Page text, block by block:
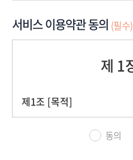
서비스 이용약관 동의 (필수)
동의